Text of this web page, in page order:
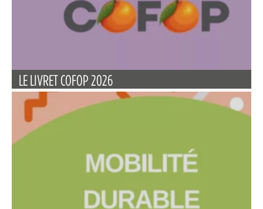
LE LIVRET COFOP 2026